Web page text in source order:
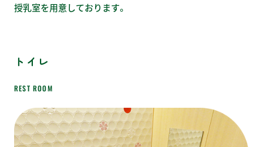
授乳室を用意しております。
トイレ
REST ROOM